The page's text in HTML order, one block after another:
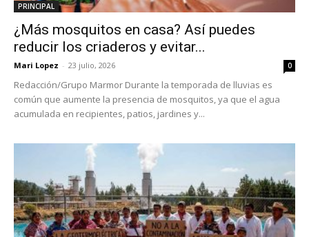
PRINCIPAL
¿Más mosquitos en casa? Así puedes
reducir los criaderos y evitar...
Mari Lopez - 23 julio, 2026 0
Redacción/Grupo Marmor Durante la temporada de lluvias es
común que aumente la presencia de mosquitos, ya que el agua
acumulada en recipientes, patios, jardines y...